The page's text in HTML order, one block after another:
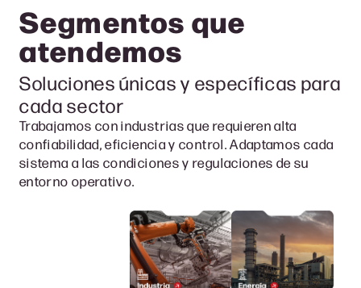
Segmentos que
atendemos
Soluciones únicas y específicas para
cada sector
Trabajamos con industrias que requieren alta
confiabilidad, eficiencia y control. Adaptamos cada
sistema a las condiciones y regulaciones de su
entorno operativo.